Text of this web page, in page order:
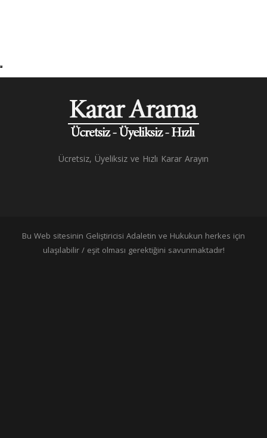
Ücretsiz, Üyeliksiz ve Hızlı Karar Arayın
Bu Web sitesinin Geliştiricisi Adaletin ve Hukukun herkes için
ulaşılabilir / eşit olması gerektiğini savunmaktadır!